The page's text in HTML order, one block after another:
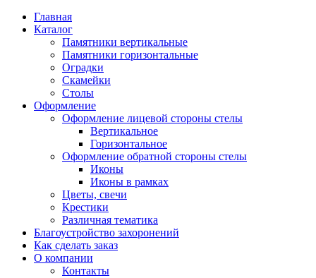
Главная
Каталог
Памятники вертикальные
Памятники горизонтальные
Оградки
Скамейки
Столы
Оформление
Оформление лицевой стороны стелы
Вертикальное
Горизонтальное
Оформление обратной стороны стелы
Иконы
Иконы в рамках
Цветы, свечи
Крестики
Различная тематика
Благоустройство захоронений
Как сделать заказ
О компании
Контакты